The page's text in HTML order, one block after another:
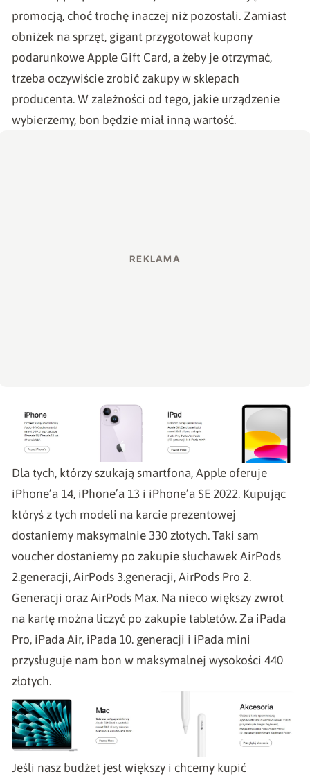
promocją, choć trochę inaczej niż pozostali. Zamiast
obniżek na sprzęt, gigant przygotował kupony
podarunkowe Apple Gift Card, a żeby je otrzymać,
trzeba oczywiście zrobić zakupy w sklepach
producenta. W zależności od tego, jakie urządzenie
wybierzemy, bon będzie miał inną wartość.
Dla tych, którzy szukają smartfona, Apple oferuje
iPhone’a 14, iPhone’a 13 i iPhone’a SE 2022. Kupując
któryś z tych modeli na karcie prezentowej
dostaniemy maksymalnie 330 złotych. Taki sam
voucher dostaniemy po zakupie słuchawek AirPods
2.generacji, AirPods 3.generacji, AirPods Pro 2.
Generacji oraz AirPods Max. Na nieco większy zwrot
na kartę można liczyć po zakupie tabletów. Za iPada
Pro, iPada Air, iPada 10. generacji i iPada mini
przysługuje nam bon w maksymalnej wysokości 440
złotych.
Jeśli nasz budżet jest większy i chcemy kupić